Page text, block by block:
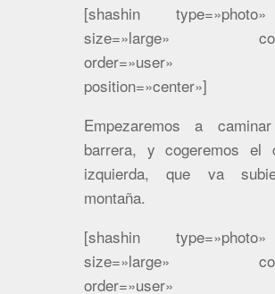
[shashin
size=»large»
order=»user»
position=»center»]
Empezaremos a
barrera, y cogeremos el
izquierda, que va
montaña.
[shashin
size=»large»
order=»user»